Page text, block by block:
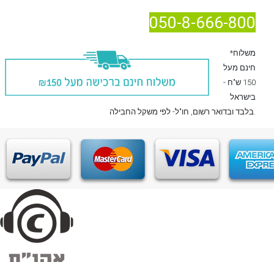
050-8-666-800
*משלוח
חינם מעל
150 ש"ח -
בישראל
בלבדובדואר רשום , חו"ל- לפי משקל החבילה.